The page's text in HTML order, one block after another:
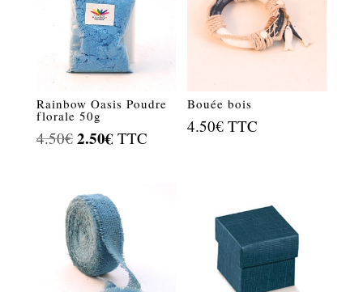
Rainbow Oasis Poudre
florale 50g
4.50€ Le
était :
4.50€.
2.50€Le
est :
2.50€.
TTC
Bouée bois
4.50€ TTC